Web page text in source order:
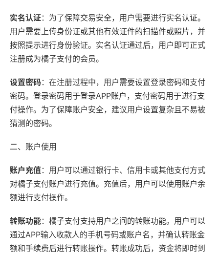
实名认证：为了保障交易安全，用户需要进行实名认证。
用户需要上传身份证或其他有效证件的扫描件或照片，并
按照提示进行身份验证。实名认证通过后，用户即可正式
注册成为橘子支付的会员。
设置密码 ：在注册过程中，用户需要设置登录密码和支付
密码。登录密码用于登录APP账户，支付密码用于进行支
付操作。为了保障账户安全，建议用户设置复杂且不易被
猜测的密码。
二、账户使用
账户充值：用户可以通过银行卡、信用卡或其他支付方式
对橘子支付账户进行充值。充值后，用户可以使用账户余
额进行支付操作。
转账功能：橘子支付支持用户之间的转账功能。用户可以
通过APP输入收款人的手机号码或账户名，并确认转账金
额和手续费后进行转账操作。转账成功后，资金将即时到